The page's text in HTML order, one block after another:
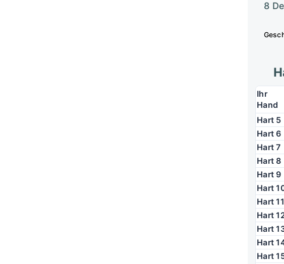
8
Ihr
Hand
Hart 5
Hart 6
Hart 7
Hart 8
Hart 9
Hart
Hart 11
Hart
Hart
Hart
Hart